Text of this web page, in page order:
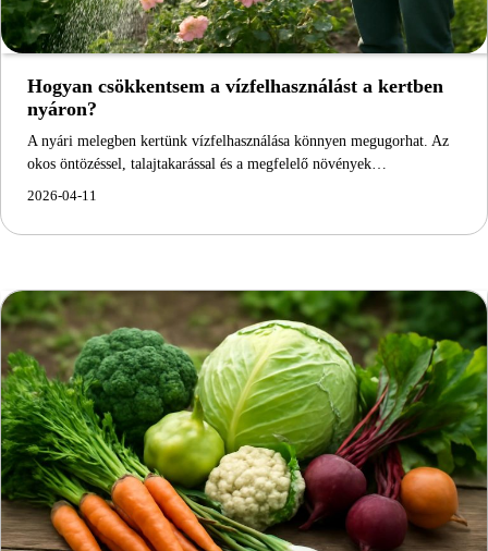
Hogyan csökkentsem a vízfelhasználást a kertben
nyáron?
A nyári melegben kertünk vízfelhasználása könnyen megugorhat. Az
okos öntözéssel, talajtakarással és a megfelelő növények…
2026-04-11